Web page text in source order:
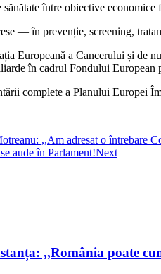
între obiective
— în prevenție, screening,
Europeană a Cancerului și
în cadrul Fondului
complete a Planului Europei
,,Am adresat o întrebare
aude în Parlament!Next
,,România poate